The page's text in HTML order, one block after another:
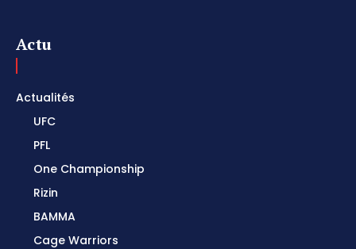
Actu
Actualités
UFC
PFL
One Championship
Rizin
BAMMA
Cage Warriors